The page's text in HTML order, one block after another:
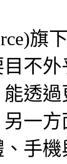
旗
不
透
一
手